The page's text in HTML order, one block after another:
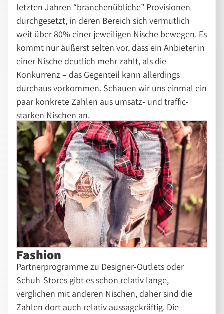
letzten Jahren “branchenübliche” Provisionen
durchgesetzt, in deren Bereich sich vermutlich
weit über 80% einer jeweiligen Nische bewegen. Es
kommt nur äußerst selten vor, dass ein Anbieter in
einer Nische deutlich mehr zahlt, als die
Konkurrenz – das Gegenteil kann allerdings
durchaus vorkommen. Schauen wir uns einmal ein
paar konkrete Zahlen aus umsatz- und traffic-
starken Nischen an.
Fashion
Partnerprogramme zu Designer-Outlets oder
Schuh-Stores gibt es schon relativ lange,
verglichen mit anderen Nischen, daher sind die
Zahlen dort auch relativ aussagekräftig. Die